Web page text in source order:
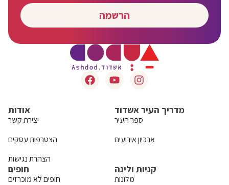
הרשמה
אודות
יצירת קשר
הצטרפות עסקים
הצהרת נגישות
מדריך העיר אשדוד
ספר העיר
ארכיון אירועים
חופים
חופים לא מוכרזים
קניות ולינה
מלונות